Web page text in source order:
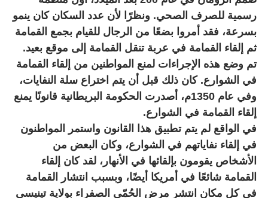
رسمية للصرف الصحي. ونظرًا لأن عدد السكان كان ينمو
بسرعة، فقد أمروا بضعًا من الرجال للقيام بجمع القمامة
ثم إلقاء القمامة في عربة تنقل القمامة إلى موقع بعيد.
تم وضع هذه الإجراءات لمنع المواطنين من إلقاء القمامة
في الشوارع. كان ذلك قبل أن يتم اختراع سلة النفايات،
وفي عام 1350م، أصدرت الحكومة البريطانية قانونًا يمنع
إلقاء القمامة في الشوارع.
في الواقع لم يتم تطبيق هذا القانون واستمر المواطنون
في إلقاء نفاياتهم في الشوارع، وكان البعض من
الأشخاص يقومون بإلقائها في الأنهار، لقد كان إلقاء
القمامة شائعًا في أمريكا أيضًا، وبسبب انتشار القمامة
في كل مكان انتشر مرض الحُمّى الصفراء بولاية تينيسي